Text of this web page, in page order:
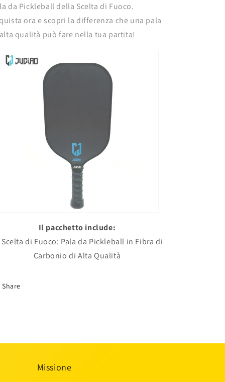
da Pickleball della Scelta di Fuoco.
ora e scopri la differenza che una pala
qualità può fare nella tua partita!
Il pacchetto include:
Scelta di Fuoco: Pala da Pickleball in Fibra di
Carbonio di Alta Qualità
Share
Missione